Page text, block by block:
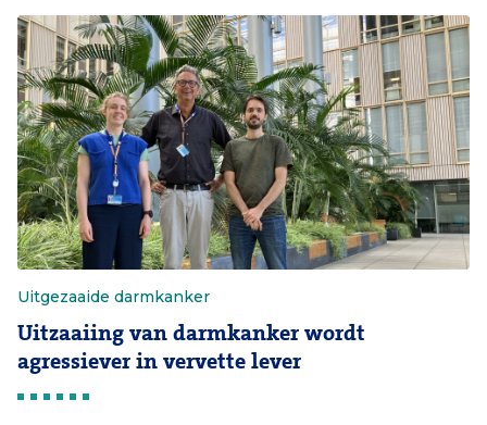
Uitgezaaide darmkanker
Uitzaaiing van darmkanker wordt
agressiever in vervette lever